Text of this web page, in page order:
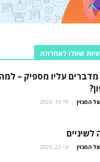
שעלו לאחרונה
עליו מספיק –
המגזין - יולי 13, 2026
לשיניים
המגזין - יוני 22, 2026